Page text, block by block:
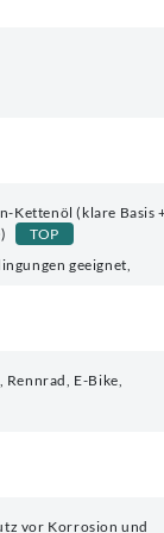
Kettenöl (klare Basis
TOP
geeignet,
E-Bike,
vor Korrosion und